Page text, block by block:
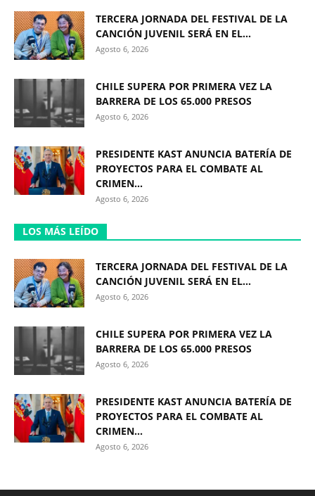
TERCERA JORNADA DEL FESTIVAL DE LA
CANCIÓN JUVENIL SERÁ EN EL...
Agosto 6, 2026
CHILE SUPERA POR PRIMERA VEZ LA
BARRERA DE LOS 65.000 PRESOS
Agosto 6, 2026
PRESIDENTE KAST ANUNCIA BATERÍA DE
PROYECTOS PARA EL COMBATE AL
CRIMEN...
Agosto 6, 2026
LOS MÁS LEÍDO
TERCERA JORNADA DEL FESTIVAL DE LA
CANCIÓN JUVENIL SERÁ EN EL...
Agosto 6, 2026
CHILE SUPERA POR PRIMERA VEZ LA
BARRERA DE LOS 65.000 PRESOS
Agosto 6, 2026
PRESIDENTE KAST ANUNCIA BATERÍA DE
PROYECTOS PARA EL COMBATE AL
CRIMEN...
Agosto 6, 2026